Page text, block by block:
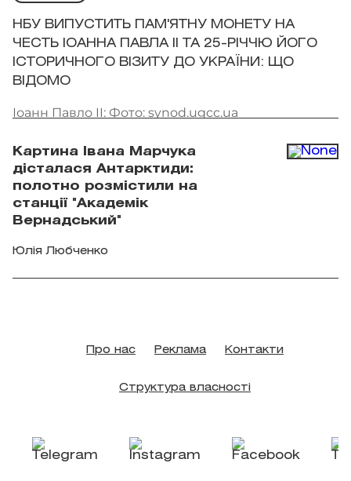
НБУ ВИПУСТИТЬ ПАМ'ЯТНУ МОНЕТУ НА
ЧЕСТЬ ІОАННА ПАВЛА II ТА 25-РІЧЧЮ ЙОГО
ІСТОРИЧНОГО ВІЗИТУ ДО УКРАЇНИ: ЩО
ВІДОМО
Іоанн Павло II: Фото: synod.ugcc.ua
Картина Івана Марчука
дісталася Антарктиди:
полотно розмістили на
станції "Академік
Вернадський"
Юлія Любченко
Про нас Реклама Контакти
Структура власності